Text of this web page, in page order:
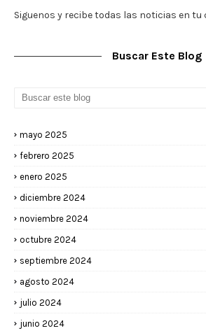
Siguenos y recibe todas las noticias en tu
Buscar Este Blog
mayo 2025
febrero 2025
enero 2025
diciembre 2024
noviembre 2024
octubre 2024
septiembre 2024
agosto 2024
julio 2024
junio 2024